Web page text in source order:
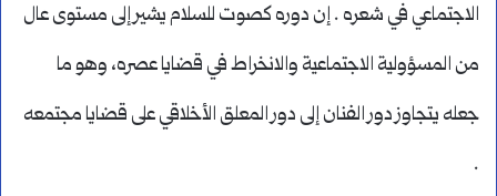
الاجتماعي في شعره . إن دوره كصوت للسلام يشير إلى مستوى عال
من المسؤولية الاجتماعية والانخراط في قضايا عصره، وهو ما
جعله يتجاوز دور الفنان إلى دور المعلق الأخلاقي على قضايا مجتمعه
.